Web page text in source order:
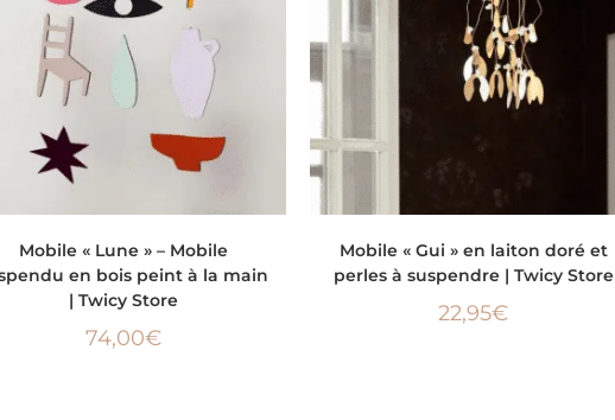
Mobile « Lune » – Mobile
en bois peint à la main
| Twicy Store
74,00€
Mobile « Gui » en laiton doré et
perles à suspendre | Twicy Store
22,95€